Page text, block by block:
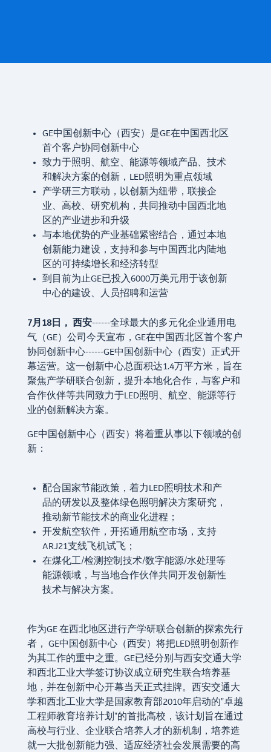
GE中国创新中心（西安）是GE在中国西北区
首个客户协同创新中心
致力于照明、航空、能源等领域产品、技术
和解决方案的创新，LED照明为重点领域
产学研三方联动，以创新为纽带，联接企
业、高校、研究机构，共同推动中国西北地
区的产业进步和升级
与本地优势的产业基础紧密结合，通过本地
创新能力建设，支持和参与中国西北内陆地
区的可持续增长和经济转型
到目前为止GE已投入6000万美元用于该创新
中心的建设、人员招聘和运营
7月 18日， 西安------全球最大的多元化企业通用电
气（GE）公司今天宣布，GE在中国西北区首个客户
协同创新中心------GE中国创新中心（西安）正式开
幕运营。这一创新中心总面积达1.4万平方米，旨在
聚焦产学研联合创新，提升本地化合作，与客户和
合作伙伴等共同致力于LED照明、航空、能源等行
业的创新解决方案。
GE中国创新中心（西安）将着重从事以下领域的创
新：
配合国家节能政策，着力LED照明技术和产
品的研发以及整体绿色照明解决方案研究，
推动新节能技术的商业化进程；
开发航空软件，开拓通用航空市场，支持
ARJ21支线飞机试飞；
在煤化工/检测控制技术/数字能源/水处理等
能源领域，与当地合作伙伴共同开发创新性
技术与解决方案。
作为GE 在西北地区进行产学研联合创新的探索先行
者， GE中国创新中心（西安）将把LED照明创新作
为其工作的重中之重。GE已经分别与西安交通大学
和西北工业大学签订协议成立研究生联合培养基
地，并在创新中心开幕当天正式挂牌。西安交通大
学和西北工业大学是国家教育部2010年启动的"卓越
工程师教育培养计划"的首批高校，该计划旨在通过
高校与行业、企业联合培养人才的新机制，培养造
就一大批创新能力强、适应经济社会发展需要的高